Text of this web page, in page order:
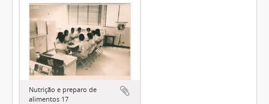
Nutrição e preparo de
alimentos 17